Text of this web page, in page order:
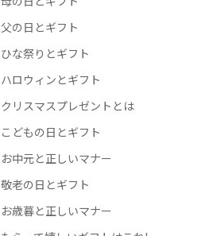
父の日とギフト
ひな祭りとギフト
ハロウィンとギフト
クリスマスプレゼントとは
こどもの日とギフト
お中元と正しいマナー
敬老の日とギフト
お歳暮と正しいマナー